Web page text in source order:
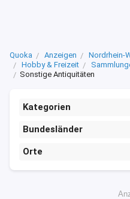
Quoka Anzeigen Nordrhein-
Hobby & Freizeit
Sonstige Antiquitäten
Kategorien
Bundesländer
Orte